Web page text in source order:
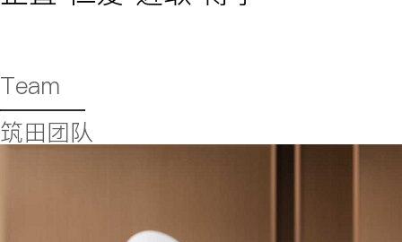
Team
筑田团队